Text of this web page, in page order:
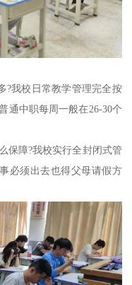
?我校日常教学管理完全按
通中职每周一般在26-30个
保障?我校实行全封闭式管
必须出去也得父母请假方